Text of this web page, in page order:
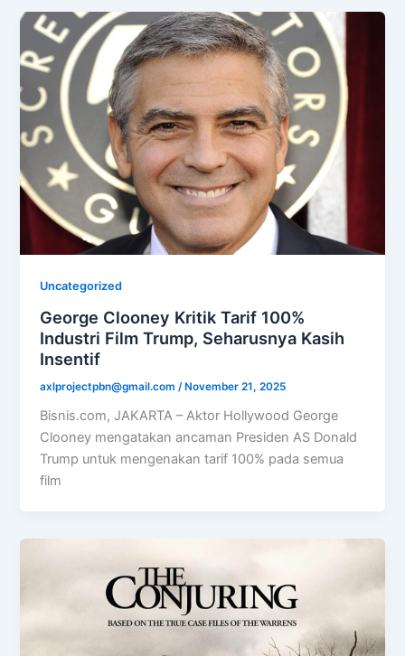
Uncategorized
George Clooney Kritik Tarif 100%
Industri Film Trump, Seharusnya Kasih
Insentif
axlprojectpbn@gmail.com /November 21, 2025
Bisnis.com, JAKARTA – Aktor Hollywood George
Clooney mengatakan ancaman Presiden AS Donald
Trump untuk mengenakan tarif 100% pada semua
film